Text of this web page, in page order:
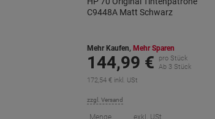
C9448A Matt Schwarz
Mehr Kaufen, Mehr Sparen
144,99 €
pro Stück
Ab 3 Stück
172,54 € inkl. USt
zzgl. Versand
Menge exkl. USt